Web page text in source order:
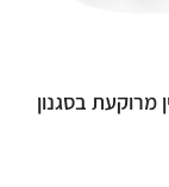
מרוקעת בסגנון